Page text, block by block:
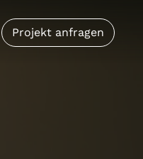
Projekt anfragen